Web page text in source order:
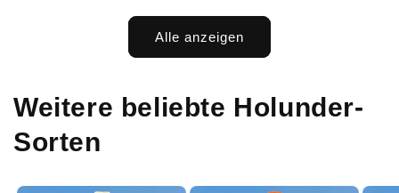
Alle anzeigen
Weitere beliebte Holunder-
Sorten